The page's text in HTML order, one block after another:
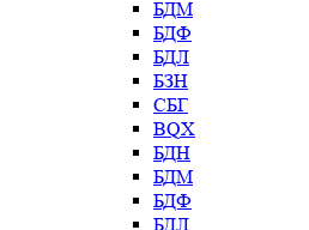
БДМ
БДФ
БДЛ
БЗН
СБГ
BQX
БДН
БДМ
БДФ
БДЛ